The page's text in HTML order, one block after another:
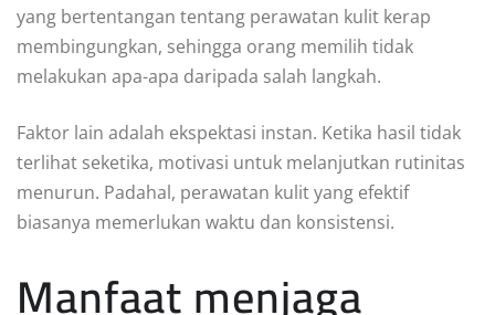
yang bertentangan tentang perawatan kulit kerap
membingungkan, sehingga orang memilih tidak
melakukan apa-apa daripada salah langkah.
Faktor lain adalah ekspektasi instan. Ketika hasil tidak
terlihat seketika, motivasi untuk melanjutkan rutinitas
menurun. Padahal, perawatan kulit yang efektif
biasanya memerlukan waktu dan konsistensi.
Manfaat menjaga